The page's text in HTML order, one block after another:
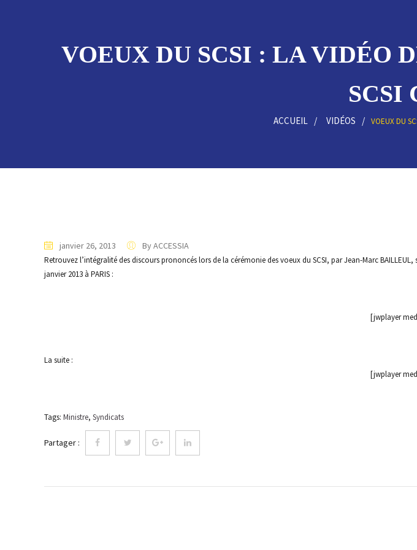
VOEUX DU SCSI : LA VIDÉO
SCSI
ACCUEIL VIDÉOS VOEUX DU
janvier 26, 2013 By ACCESSIA
Retrouvez l’intégralité des discours prononcés lors de la cérémonie des voeux du SCSI, par Jean-Marc
janvier 2013 à PARIS :
[jwplayer
La suite :
[jwplayer
Tags: Ministre, Syndicats
Partager :